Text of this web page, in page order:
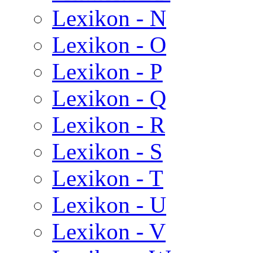
Lexikon - N
Lexikon - O
Lexikon - P
Lexikon - Q
Lexikon - R
Lexikon - S
Lexikon - T
Lexikon - U
Lexikon - V